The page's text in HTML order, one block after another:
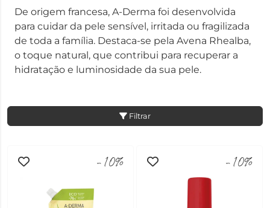
De origem francesa, A-Derma foi desenvolvida
para cuidar da pele sensível, irritada ou fragilizada
de toda a família. Destaca-se pela Avena Rhealba,
o toque natural, que contribui para recuperar a
hidratação e luminosidade da sua pele.
Filtrar
-10% -10%